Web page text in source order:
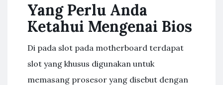
Yang Perlu Anda
Ketahui Mengenai Bios
Di pada slot pada motherboard terdapat
slot yang khusus digunakan untuk
memasang prosesor yang disebut dengan